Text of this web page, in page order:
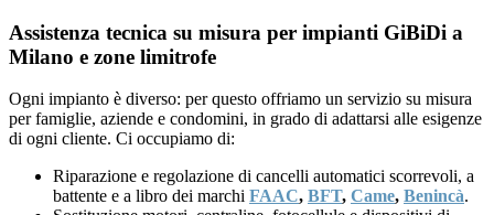
Assistenza tecnica su misura per impianti GiBiDi a
Milano e zone limitrofe
Ogni impianto è diverso: per questo offriamo un servizio su misura
per famiglie, aziende e condomini, in grado di adattarsi alle esigenze
di ogni cliente. Ci occupiamo di:
Riparazione e regolazione di cancelli automatici scorrevoli, a
battente e a libro dei marchi FAAC, BFT, Came, Benincà.